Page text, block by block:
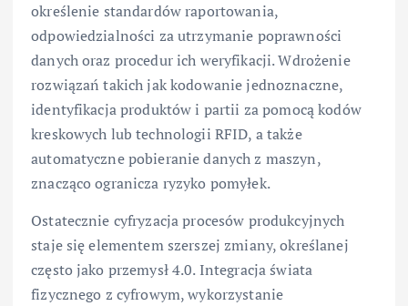
określenie standardów raportowania,
odpowiedzialności za utrzymanie poprawności
danych oraz procedur ich weryfikacji. Wdrożenie
rozwiązań takich jak kodowanie jednoznaczne,
identyfikacja produktów i partii za pomocą kodów
kreskowych lub technologii RFID, a także
automatyczne pobieranie danych z maszyn,
znacząco ogranicza ryzyko pomyłek.
Ostatecznie cyfryzacja procesów produkcyjnych
staje się elementem szerszej zmiany, określanej
często jako przemysł 4.0. Integracja świata
fizycznego z cyfrowym, wykorzystanie